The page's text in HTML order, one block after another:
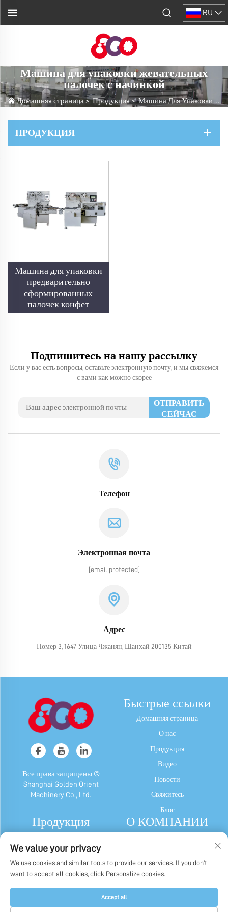
RU
Машина для упаковки жевательных
палочек с начинкой
Домашняя страница>Продукция>Машина Для Упаковки Конфет, Жевательной Резинки И Шоколада
ПРОДУКЦИЯ
Машина для упаковки
предварительно
сформированных
палочек конфет
Подпишитесь на нашу рассылку
Если у вас есть вопросы, оставьте электронную почту, и мы свяжемся
с вами как можно скорее
ОТПРАВИТЬ
СЕЙЧАС
Телефон
Электронная почта
[email protected]
Адрес
Номер 3, 1647 Улица Чжанян, Шанхай 200135 Китай
Все права защищены ©
Shanghai Golden Orient
Machinery Co., Ltd.
Быстрые ссылки
Домашняя страница
О нас
Продукция
Видео
Новости
Свяжитесь
Блог
Продукция
Жевательной Резинки
Шоколадный Автомат
Машина Для Упаковки Конфет,
Другие Машины
О КОМПАНИИ
Заводской дисплей
We value your privacy
We use cookies and similar tools to provide our services. If you don't
want to accept all cookies, click Personalize cookies.
Accept all